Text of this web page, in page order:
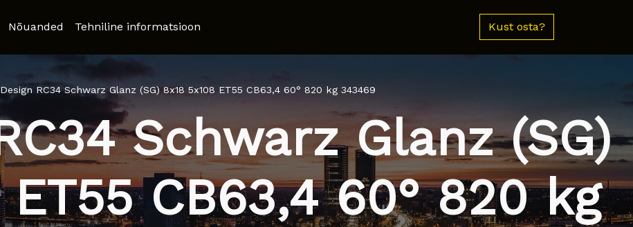
Nõuanded Tehniline informatsioon Kust osta?
RC34 Schwarz Glanz (SG) 8x18 5x108 ET55 CB63,4 60° 820 kg 343469
Schwarz Glanz (SG)
ET55 CB63,4 60° 820 kg